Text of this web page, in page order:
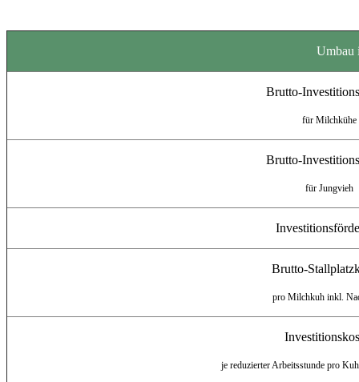
Umbau
Brutto-
für Milchkühe
Brutto-
für Jungvieh
Brutto-
pro Milchkuh inkl.
je reduzierter Arbeitsstunde pro